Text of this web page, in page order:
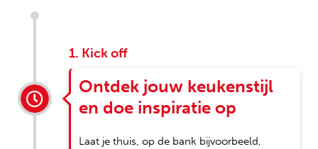
1. Kick off
Ontdek jouw keukenstijl
en doe inspiratie op
Laat je thuis, op de bank bijvoorbeeld,